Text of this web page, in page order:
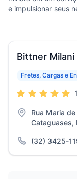
e impulsionar seus
Bittner
Fretes, Cargas e
Rua Maria
Cataguases,
(32) 3425-